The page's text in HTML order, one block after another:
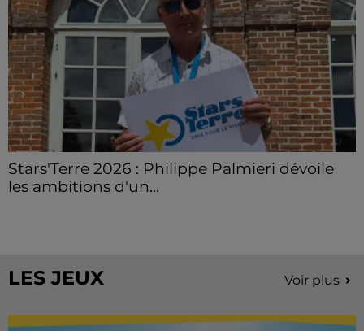
Stars'Terre 2026 : Philippe Palmieri dévoile
les ambitions d'un...
LES JEUX Voir plus